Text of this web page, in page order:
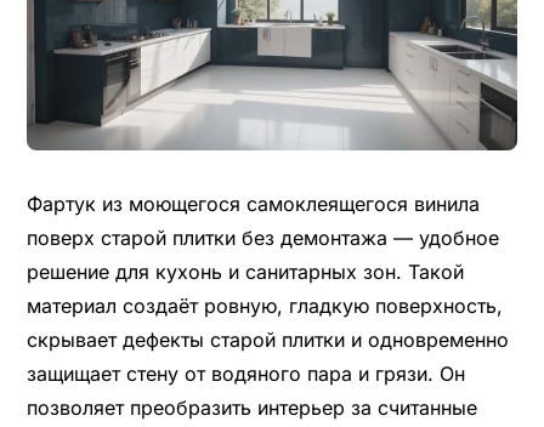
Фартук из моющегося самоклеящегося винила
поверх старой плитки без демонтажа — удобное
решение для кухонь и санитарных зон. Такой
материал создаёт ровную, гладкую поверхность,
скрывает дефекты старой плитки и одновременно
защищает стену от водяного пара и грязи. Он
позволяет преобразить интерьер за считанные